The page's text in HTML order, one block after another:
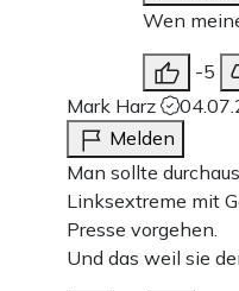
Wen
-5
Mark Harz
Melden
Man sollte
Linksextreme mit
Presse vorgehen.
Und das weil sie